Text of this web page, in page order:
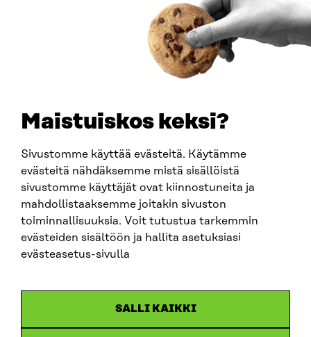
Maistuiskos keksi?
Sivustomme käyttää evästeitä. Käytämme
evästeitä nähdäksemme mistä sisällöistä
sivustomme käyttäjät ovat kiinnostuneita ja
mahdollistaaksemme joitakin sivuston
toiminnallisuuksia. Voit tutustua tarkemmin
evästeiden sisältöön ja hallita asetuksiasi
evästeasetus-sivulla
SALLI KAIKKI
SITRA SOSIAALISESSA MEDIASSA
LinkedIn
Instagram
YouTube